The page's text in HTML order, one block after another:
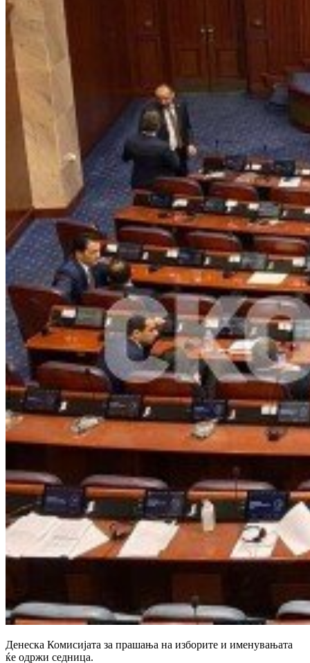
Денеска Комисијата за прашања на изборите и именувањата
ќе одржи седница.